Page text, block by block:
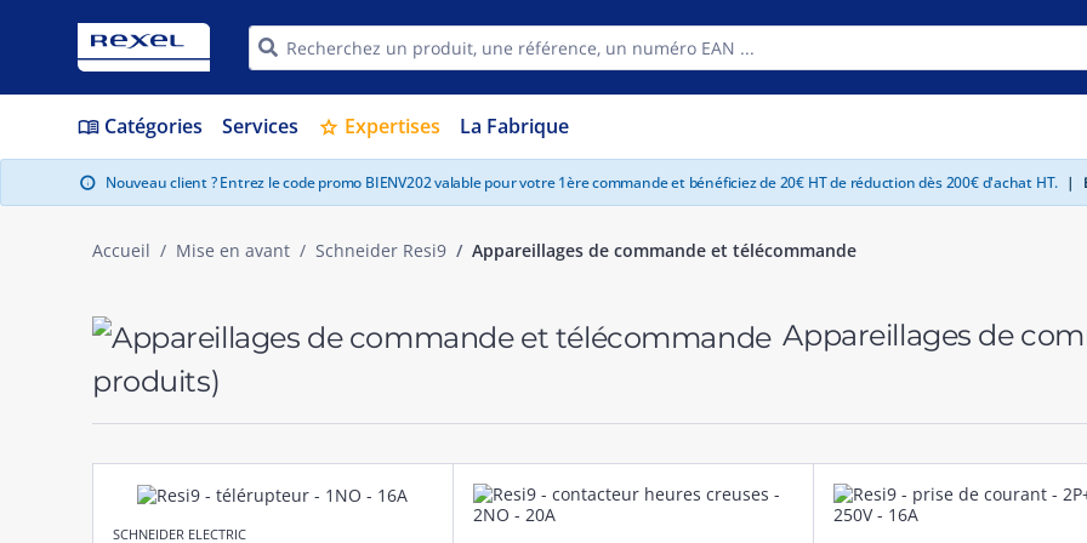
menu_book Catégories Services star Expertises La Fabrique
info Nouveau client ? Entrez le code promo BIENV202 valable pour votre 1ère commande et bénéficiez de 20€ HT de réduction dès 200€ d'achat HT. |
Accueil Mise en avant Schneider Resi9 Appareillages de commande et télécommande
Appareillages de
produits)
SCHNEIDER ELECTRIC